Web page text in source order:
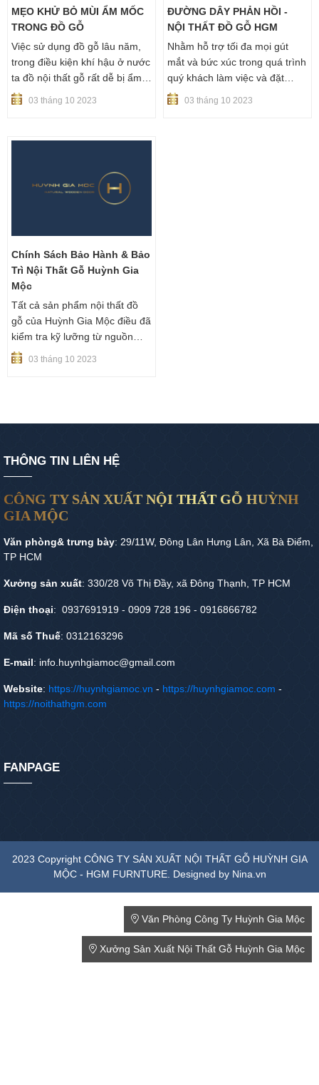
Huỳnh Gia Mộc chúng tôi.
MẸO KHỬ BỎ MÙI ẨM MỐC
TRONG ĐỒ GỖ
Việc sử dụng đồ gỗ lâu năm,
trong điều kiện khí hậu ở nước
ta đồ nội thất gỗ rất dễ bị ẩm
mốc gây nên những mùi hôi
Huỳnh Gia Mộc mời các bạn
03 tháng 10 2023
ĐƯỜNG DÂY PHẢN HỒI -
NỘI THẤT ĐỒ GỖ HGM
Nhằm hỗ trợ tối đa mọi gút
mắt và bức xúc trong quá trình
quý khách làm việc và đặt
hàng tại nội thất HGM , nếu
03 tháng 10 2023
Chính Sách Bảo Hành & Bảo
Trì Nội Thất Gỗ Huỳnh Gia
Mộc
Tất cả sản phẩm nội thất đồ
gỗ của Huỳnh Gia Mộc điều đã
kiểm tra kỹ lưỡng từ nguồn
nguyên liệu gỗ cho đến sản
03 tháng 10 2023
THÔNG TIN LIÊN HỆ
CÔNG TY SẢN XUẤT NỘI THẤT GỖ HUỲNH
GIA MỘC
Văn phòng& trưng bày: 29/11W, Đông Lân Hưng Lân, Xã Bà Điểm,
TP HCM
Xưởng sản xuất: 330/28 Võ Thị Đầy, xã Đông Thạnh, TP HCM
Điện thoại: 0937691919 - 0909 728 196 - 0916866782
Mã số Thuế: 0312163296
E-mail: info.huynhgiamoc@gmail.com
Website: https://huynhgiamoc.vn - https://huynhgiamoc.com -
https://noithathgm.com
FANPAGE
2023 Copyright CÔNG TY SẢN XUẤT NỘI THẤT GỖ HUỲNH GIA
MỘC - HGM FURNTURE. Designed by Nina.vn
Văn Phòng Công Ty Huỳnh Gia Mộc
Xưởng Sản Xuất Nội Thất Gỗ Huỳnh Gia Mộc